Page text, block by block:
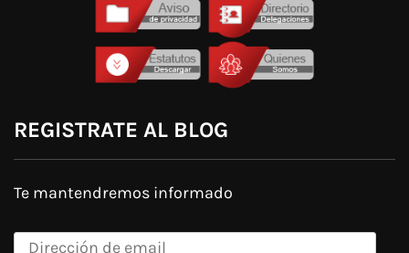
REGISTRATE AL BLOG
Te mantendremos informado
Dirección